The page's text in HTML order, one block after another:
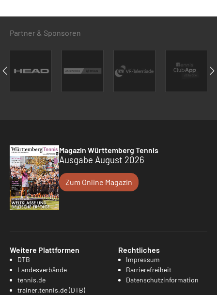
Partner & Sponsoren
Magazin Württemberg Tennis
Ausgabe August 2026
Zum Online Magazin
Weitere Plattformen
DTB
Landesverbände
tennis.de
trainer.tennis.de (DTB)
Rechtliches
Impressum
Barrierefreiheit
Datenschutzinformation